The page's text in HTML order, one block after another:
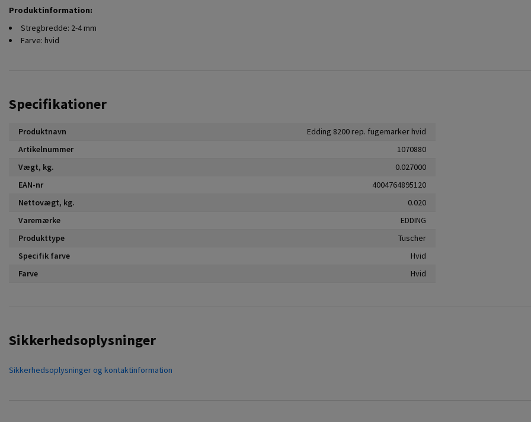
Produktinformation:
Stregbredde: 2-4 mm
Farve: hvid
Specifikationer
Produktnavn
Edding 8200 rep. fugemarker hvid
Artikelnummer
1070880
Vægt, kg.
0.027000
EAN-nr
4004764895120
Nettovægt, kg.
0.020
Varemærke
EDDING
Produkttype
Tuscher
Specifik farve
Hvid
Farve
Hvid
Sikkerhedsoplysninger
Sikkerhedsoplysninger og kontaktinformation